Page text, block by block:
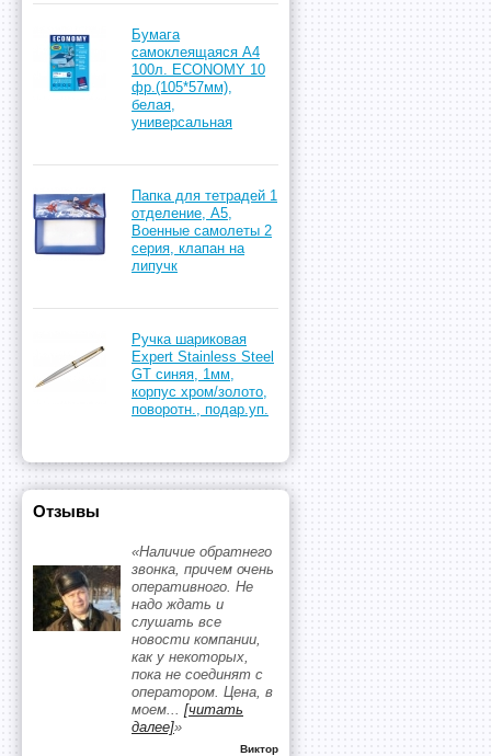
Бумага
самоклеящаяся А4
100л. ECONOMY 10
фр.(105*57мм),
белая,
универсальная
Папка для тетрадей 1
отделение, А5,
Военные самолеты 2
серия, клапан на
липучк
Ручка шариковая
Expert Stainless Steel
GT синяя, 1мм,
корпус хром/золото,
поворотн., подар.уп.
Отзывы
«Наличие обратнего
звонка, причем очень
оперативного. Не
надо ждать и
слушать все
новости компании,
как у некоторых,
пока не соединят с
оператором. Цена, в
моем... [читать
далее]»
Виктор